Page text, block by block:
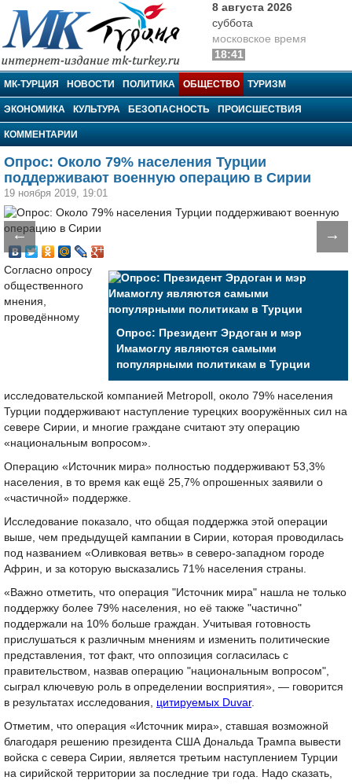
МК-Турция
8 августа 2026
суббота
московское время
18:41
МК-ТУРЦИЯ НОВОСТИ ПОЛИТИКА ОБЩЕСТВО ТУРИЗМ
ЭКОНОМИКА КУЛЬТУРА БЕЗОПАСНОСТЬ ПРОИСШЕСТВИЯ
КОММЕНТАРИИ
Опрос: Около 79% населения Турции
поддерживают военную операцию в Сирии
19 ноября 2019, 19:01
← →
Опрос: Президент Эрдоган и мэр
Имамоглу являются самыми
популярными политикам в Турции
Согласно опросу
общественного
мнения,
проведённому
исследовательской компанией Metropoll, около 79% населения
Турции поддерживают наступление турецких вооружённых сил на
севере Сирии, и многие граждане считают эту операцию
«национальным вопросом».
Операцию «Источник мира» полностью поддерживают 53,3%
населения, в то время как ещё 25,7% опрошенных заявили о
«частичной» поддержке.
Исследование показало, что общая поддержка этой операции
выше, чем предыдущей кампании в Сирии, которая проводилась
под названием «Оливковая ветвь» в северо-западном городе
Африн, и за которую высказались 71% населения страны.
«Важно отметить, что операция "Источник мира" нашла не только
поддержку более 79% населения, но её также "частично"
поддержали на 10% больше граждан. Учитывая готовность
прислушаться к различным мнениям и изменить политические
представления, тот факт, что оппозиция согласилась с
правительством, назвав операцию "национальным вопросом",
сыграл ключевую роль в определении восприятия», — говорится
в результатах исследования, цитируемых Duvar.
Отметим, что операция «Источник мира», ставшая возможной
благодаря решению президента США Дональда Трампа вывести
войска с севера Сирии, является третьим наступлением Турции
на сирийской территории за последние три года. Надо сказать,